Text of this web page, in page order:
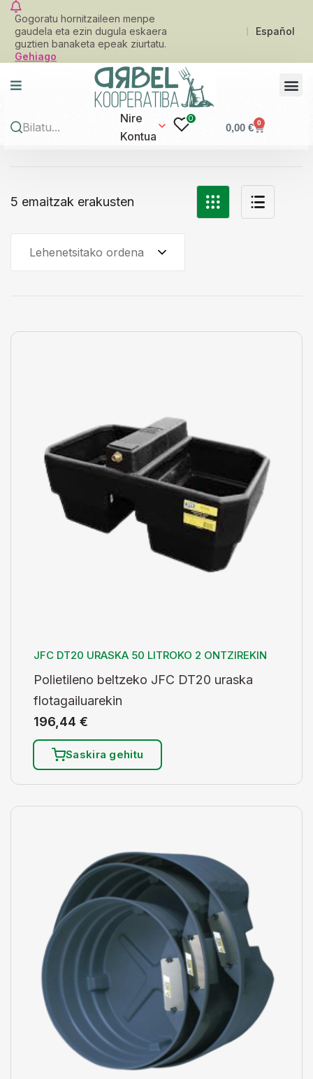
Gogoratu hornitzaileen menpe
gaudela eta ezin dugula eskaera
guztien banaketa epeak ziurtatu.
Gehiago
Español
Nire
Kontua
0
0,00€ 0
5 emaitzak erakusten
Lehenetsitako ordena
JFC DT20 URASKA 50 LITROKO 2 ONTZIREKIN
Polietileno beltzeko JFC DT20 uraska
flotagailuarekin
196,44 €
Saskira gehitu